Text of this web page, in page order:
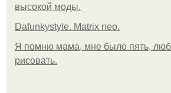
высокой моды.
Dafunkystyle. Matrix neo.
Я помню мама, мне было пять,
рисовать.